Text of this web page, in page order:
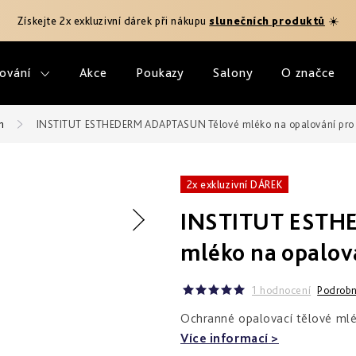
Získejte 2x exkluzivní dárek při nákupuslunečních produktů ☀️
Akce Poukazy Salony O značce
INSTITUT ESTHEDERM ADAPTASUN Tělové mléko na opalování
2x exkluzivní DÁREK
INSTITUT
mléko na
1 hodnocení
Ochranné opalovací tělové
Více informací